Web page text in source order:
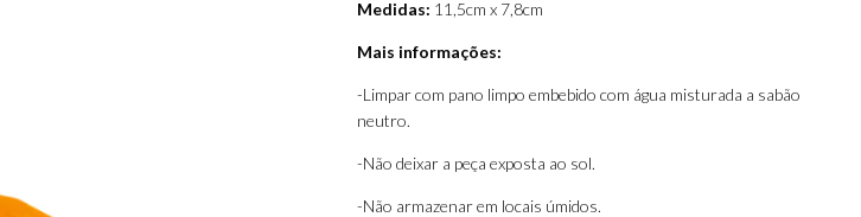
Medidas: 11,5cm x 7,8cm
Mais informações:
-Limpar com pano limpo embebido com água misturada a sabão
neutro.
-Não deixar a peça exposta ao sol.
-Não armazenar em locais úmidos.